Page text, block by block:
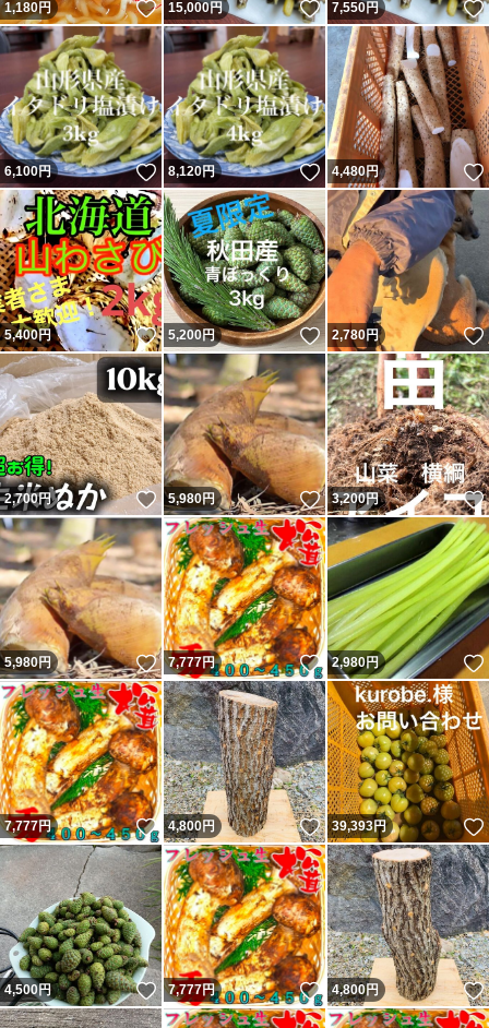
1,180円 いいね！
15,000円 いいね！
7,550円
6,100円 いいね！
8,120円 いいね！
4,480円
5,400円 いいね！
5,200円 いいね！
2,780円
2,700円 いいね！
5,980円 いいね！
3,200円
5,980円 いいね！
7,777円 いいね！
2,980円
7,777円 いいね！
4,800円 いいね！
39,393円
4,500円 いいね！
7,777円 いいね！
4,800円